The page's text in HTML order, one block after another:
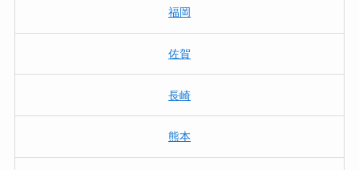
福岡
佐賀
長崎
熊本